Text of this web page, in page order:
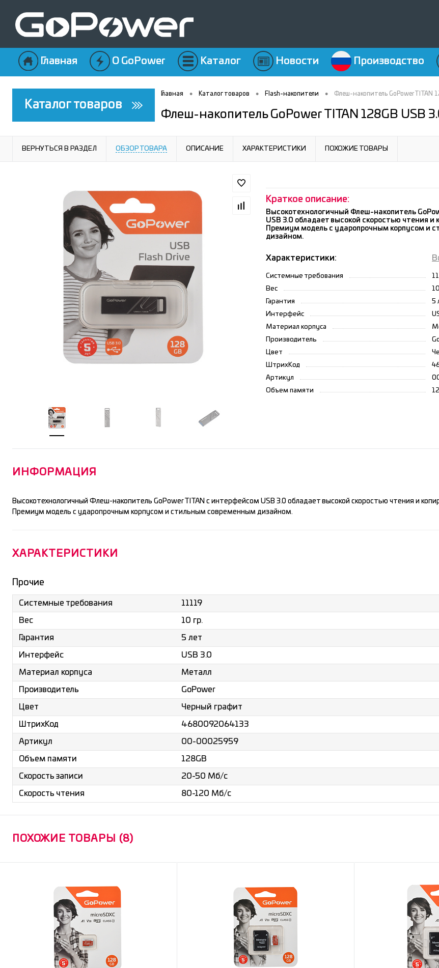
Главная О GoPower Каталог Новости Производство
Каталог товаров
Главная • Каталог товаров • Flash-накопители • Флеш-накопитель GoPower TITAN
Флеш-накопитель GoPower TITAN 128GB USB
ВЕРНУТЬСЯ В РАЗДЕЛ ОБЗОР ТОВАРА ОПИСАНИЕ ХАРАКТЕРИСТИКИ ПОХОЖИЕ ТОВАРЫ
Краткое описание:
Высокотехнологичный Флеш-накопитель
USB 3.0 обладает высокой скоростью чтения и
Премиум модель с ударопрочным корпусом и
дизайном.
Характеристики:
Системные требования
Вес
Гарантия
5
Интерфейс
Материал корпуса
Производитель
Цвет
ШтрихКод
Артикул
Объем памяти
ИНФОРМАЦИЯ
Высокотехнологичный Флеш-накопитель GoPower TITAN с интерфейсом USB 3.0 обладает высокой скоростью чтения и
Премиум модель с ударопрочным корпусом и стильным современным дизайном.
ХАРАКТЕРИСТИКИ
Прочие
Системные требования 11119
Вес 10 гр.
Гарантия 5 лет
Интерфейс USB 3.0
Материал корпуса Металл
Производитель GoPower
Цвет Черный графит
ШтрихКод 4680092064133
Артикул 00-00025959
Объем памяти 128GB
Скорость записи 20-50 Мб/с
Скорость чтения 80-120 Мб/с
ПОХОЖИЕ ТОВАРЫ (8)